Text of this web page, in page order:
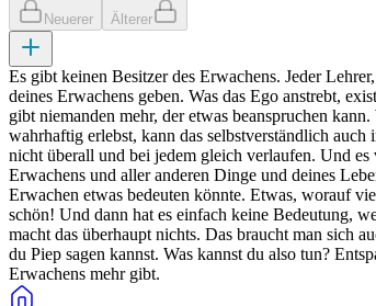
Neuerer Älterer
Es gibt keinen Besitzer des Erwachens. Jeder
deines Erwachens geben. Was das Ego anstrebt,
gibt niemanden mehr, der etwas beanspruchen
wahrhaftig erlebst, kann das selbstverständlich
nicht überall und bei jedem gleich verlaufen. Und es
Erwachens und aller anderen Dinge und deines
Erwachen etwas bedeuten könnte. Etwas, worauf
schön! Und dann hat es einfach keine Bedeutung,
macht das überhaupt nichts. Das braucht man sich
du Piep sagen kannst. Was kannst du also tun?
Erwachens mehr gibt.